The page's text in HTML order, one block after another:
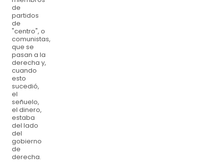
de
partidos
de
"centro", o
comunistas,
que se
pasan a la
derecha y,
cuando
esto
sucedió,
el
señuelo,
el dinero,
estaba
del lado
del
gobierno
de
derecha.